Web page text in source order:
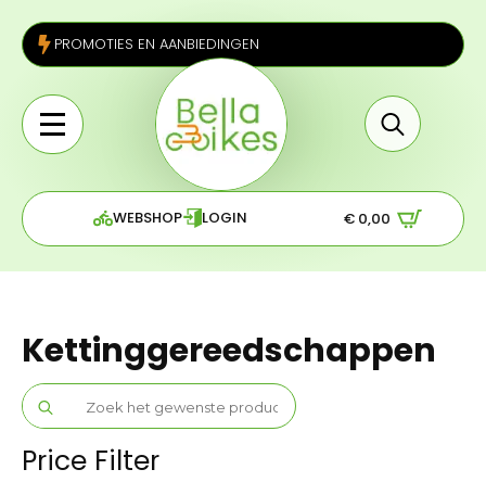
PROMOTIES EN AANBIEDINGEN
for:
WEBSHOP LOGIN € 0,00
Kettinggereedschappen
Search
for:
Price Filter